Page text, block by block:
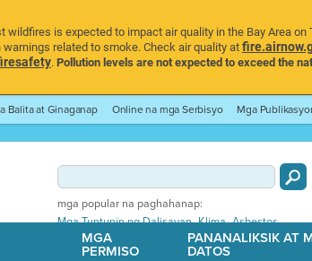
is expected to impact air quality in the Bay Area
related to smoke. Check air quality at
.Pollution levels are not expected to exceed the
Balita at Ginaganap Online na mga Serbisyo Mga
mga popular na paghahanap:
Mga Tuntunin ng Dalisayan,Klima,Asbestos
MGA
PERMISO
PANANALIKSIK AT
DATOS